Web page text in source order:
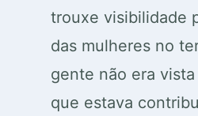
trouxe visibilidade
das mulheres no
gente não era
que estava